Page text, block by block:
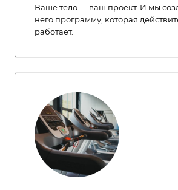
Ваше тело — ваш проект. И мы
него программу, которая
работает.